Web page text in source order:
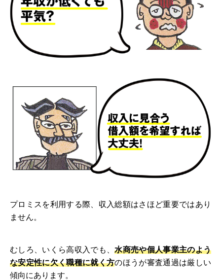
プロミスを利用する際、収入総額はさほど重要ではあり
ません。
むしろ、いくら高収入でも、水商売や個人事業主のよう
な安定性に欠く職種に就く方のほうが審査通過は厳しい
傾向にあります。